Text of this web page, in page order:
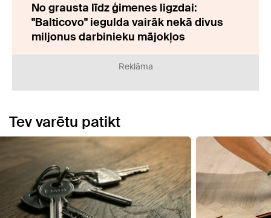
No grausta līdz ģimenes ligzdai:
"Balticovo" iegulda vairāk nekā divus
miljonus darbinieku mājokļos
Reklāma
Tev varētu patikt